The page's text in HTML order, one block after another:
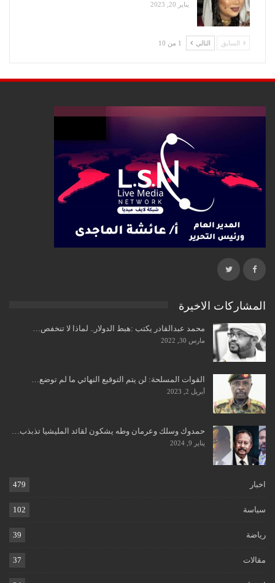
يناير 20, 2023
السابق التالي 1 من 10
المشاركات الاخيرة
محمد عبدالقادر يكتب :هبط الدولار.. لماذا لا تنخفص…
مارس 30, 2022
القوات المسلحة: لن يتم التوقيع النهائي ما لم توضع…
أبريل 2, 2023
حمدوك وسلك وعرمان وطه يشكون لقائد المليشيا تذبذب…
يناير 9, 2024
اخبار 479
سياسة 102
رياضة 39
مقالات 37